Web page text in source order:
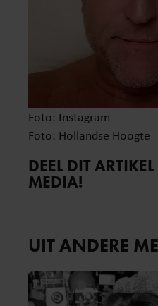
Foto: Instagram
Foto: Hollandse Hoogte
DEEL DIT
MEDIA!
UIT ANDERE